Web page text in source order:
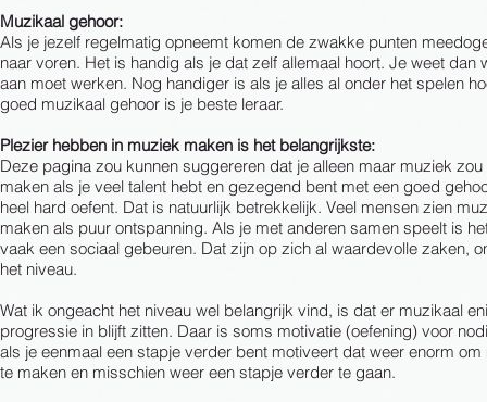
Muzikaal gehoor:
Als je jezelf regelmatig opneemt komen de zwakke punten
naar voren. Het is handig als je dat zelf allemaal hoort. Je weet dan
aan moet werken. Nog handiger is als je alles al onder het spelen
goed muzikaal gehoor is je beste leraar.
Plezier hebben in muziek maken is het belangrijkste:
Deze pagina zou kunnen suggereren dat je alleen maar muziek zou
maken als je veel talent hebt en gezegend bent met een goed
heel hard oefent. Dat is natuurlijk betrekkelijk. Veel mensen zien
maken als puur ontspanning. Als je met anderen samen speelt is
vaak een sociaal gebeuren. Dat zijn op zich al waardevolle zaken,
het niveau.
Wat ik ongeacht het niveau wel belangrijk vind, is dat er muzikaal
progressie in blijft zitten. Daar is soms motivatie (oefening) voor
als je eenmaal een stapje verder bent motiveert dat weer enorm
te maken en misschien weer een stapje verder te gaan.